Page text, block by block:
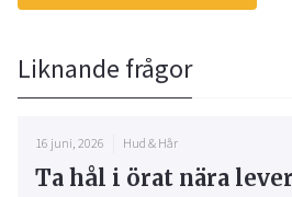
Liknande frågor
16 juni, 2026 Hud & Hår
Ta hål i örat nära